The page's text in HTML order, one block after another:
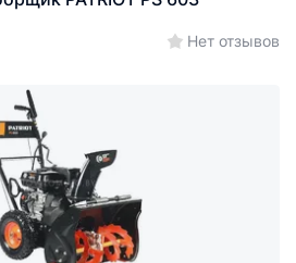
Нет отзывов